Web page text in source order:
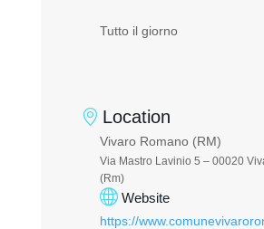
Tutto il giorno
Location
Vivaro Romano (RM)
Via Mastro Lavinio 5 – 00020
(Rm)
Website
https://